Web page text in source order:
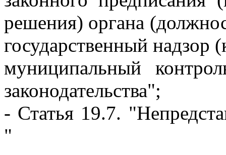
решения) органа
государственный надзор
муниципальный
законодательства";
- Статья 19.7.
"